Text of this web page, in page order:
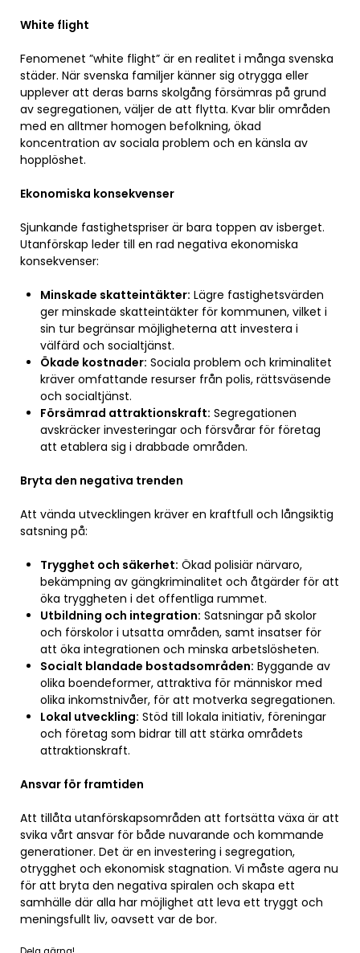
White flight
Fenomenet ”white flight” är en realitet i många svenska
städer. När svenska familjer känner sig otrygga eller
upplever att deras barns skolgång försämras på grund
av segregationen, väljer de att flytta. Kvar blir områden
med en alltmer homogen befolkning, ökad
koncentration av sociala problem och en känsla av
hopplöshet.
Ekonomiska konsekvenser
Sjunkande fastighetspriser är bara toppen av isberget.
Utanförskap leder till en rad negativa ekonomiska
konsekvenser:
Minskade skatteintäkter: Lägre fastighetsvärden
ger minskade skatteintäkter för kommunen, vilket i
sin tur begränsar möjligheterna att investera i
välfärd och socialtjänst.
Ökade kostnader: Sociala problem och kriminalitet
kräver omfattande resurser från polis, rättsväsende
och socialtjänst.
Försämrad attraktionskraft: Segregationen
avskräcker investeringar och försvårar för företag
att etablera sig i drabbade områden.
Bryta den negativa trenden
Att vända utvecklingen kräver en kraftfull och långsiktig
satsning på:
Trygghet och säkerhet: Ökad polisiär närvaro,
bekämpning av gängkriminalitet och åtgärder för att
öka tryggheten i det offentliga rummet.
Utbildning och integration: Satsningar på skolor
och förskolor i utsatta områden, samt insatser för
att öka integrationen och minska arbetslösheten.
Socialt blandade bostadsområden: Byggande av
olika boendeformer, attraktiva för människor med
olika inkomstnivåer, för att motverka segregationen.
Lokal utveckling: Stöd till lokala initiativ, föreningar
och företag som bidrar till att stärka områdets
attraktionskraft.
Ansvar för framtiden
Att tillåta utanförskapsområden att fortsätta växa är att
svika vårt ansvar för både nuvarande och kommande
generationer. Det är en investering i segregation,
otrygghet och ekonomisk stagnation. Vi måste agera nu
för att bryta den negativa spiralen och skapa ett
samhälle där alla har möjlighet att leva ett tryggt och
meningsfullt liv, oavsett var de bor.